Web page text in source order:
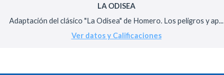
LA ODISEA
Adaptación del clásico "La Odisea" de Homero. Los peligros y ap...
Ver datos y Calificaciones